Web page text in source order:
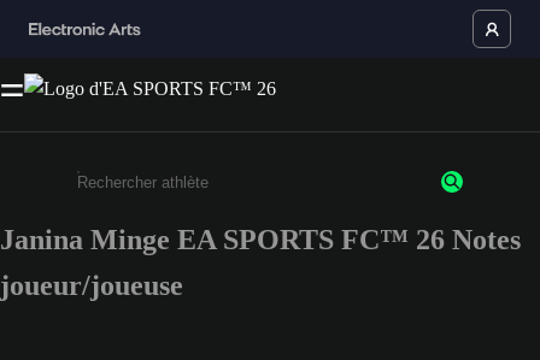
Saisissez au moins 3 caractères ou chiffres.
Janina Minge EA SPORTS FC™ 26 Notes
joueur/joueuse